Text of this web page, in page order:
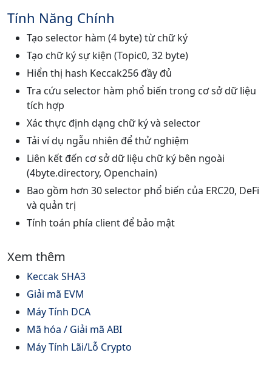
Tính Năng Chính
Tạo selector hàm (4 byte) từ chữ ký
Tạo chữ ký sự kiện (Topic0, 32 byte)
Hiển thị hash Keccak256 đầy đủ
Tra cứu selector hàm phổ biến trong cơ sở dữ liệu
tích hợp
Xác thực định dạng chữ ký và selector
Tải ví dụ ngẫu nhiên để thử nghiệm
Liên kết đến cơ sở dữ liệu chữ ký bên ngoài
(4byte.directory, Openchain)
Bao gồm hơn 30 selector phổ biến của ERC20, DeFi
và quản trị
Tính toán phía client để bảo mật
Xem thêm
Keccak SHA3
Giải mã EVM
Máy Tính DCA
Mã hóa / Giải mã ABI
Máy Tính Lãi/Lỗ Crypto